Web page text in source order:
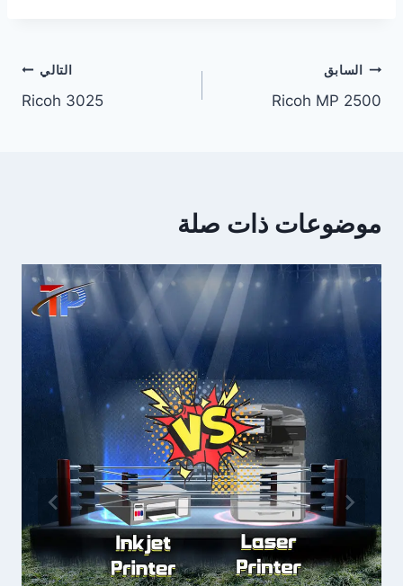
تصفّح
المقالات
السابق
Ricoh MP 2500
التالي
Ricoh 3025
موضوعات ذات صلة